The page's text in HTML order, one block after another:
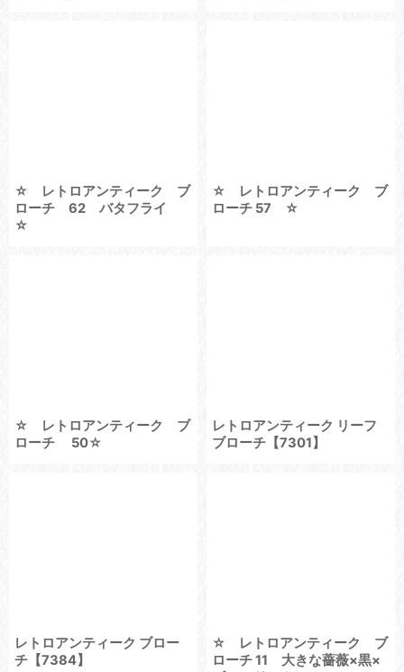
☆ レトロアンティーク ブ
ローチ 62 バタフライ
☆
☆ レトロアンティーク ブ
ローチ 57 ☆
☆ レトロアンティーク ブ
ローチ 50☆
レトロアンティーク リーフ
ブローチ【7301】
レトロアンティーク ブロー
チ【7384】
☆ レトロアンティーク ブ
ローチ 11 大きな薔薇×黒×